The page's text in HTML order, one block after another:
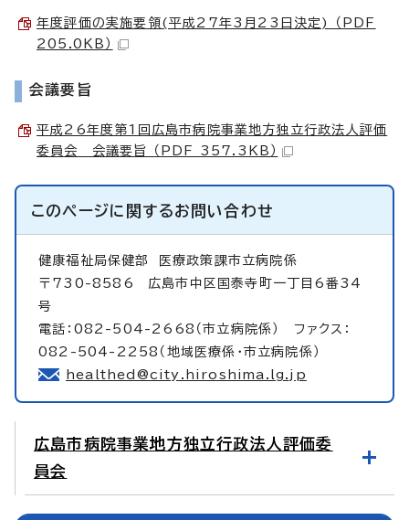
年度評価の実施要領(平成27年3月23日決定) （PDF
205.0KB）
会議要旨
平成26年度第1回広島市病院事業地方独立行政法人評価
委員会 会議要旨 （PDF 357.3KB）
このページに関するお問い合わせ
健康福祉局保健部
医療政策課市立病院係
〒730-8586 広島市中区国泰寺町一丁目6番34
号
電話：082-504-2668（市立病院係） ファクス：
082-504-2258（地域医療係・市立病院係）
healthed@city.hiroshima.lg.jp
広島市病院事業地方独立行政法人評価委
員会